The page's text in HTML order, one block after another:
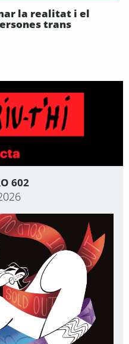
la realitat i el
trans
602